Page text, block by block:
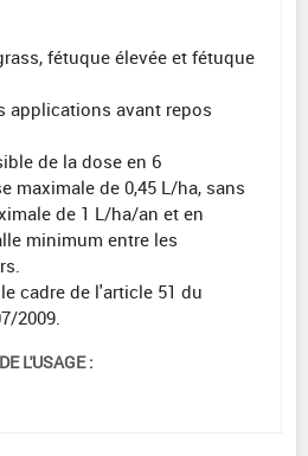
fétuque élevée et fétuque
applications avant repos
de la dose en 6
maximale de 0,45 L/ha, sans
de 1 L/ha/an et en
minimum entre les
cadre de l'article 51 du
2009.
L'USAGE :